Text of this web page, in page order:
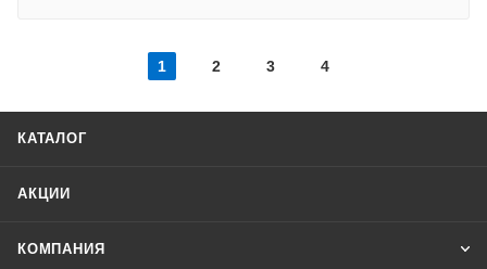
1 2 3 4
КАТАЛОГ
АКЦИИ
КОМПАНИЯ